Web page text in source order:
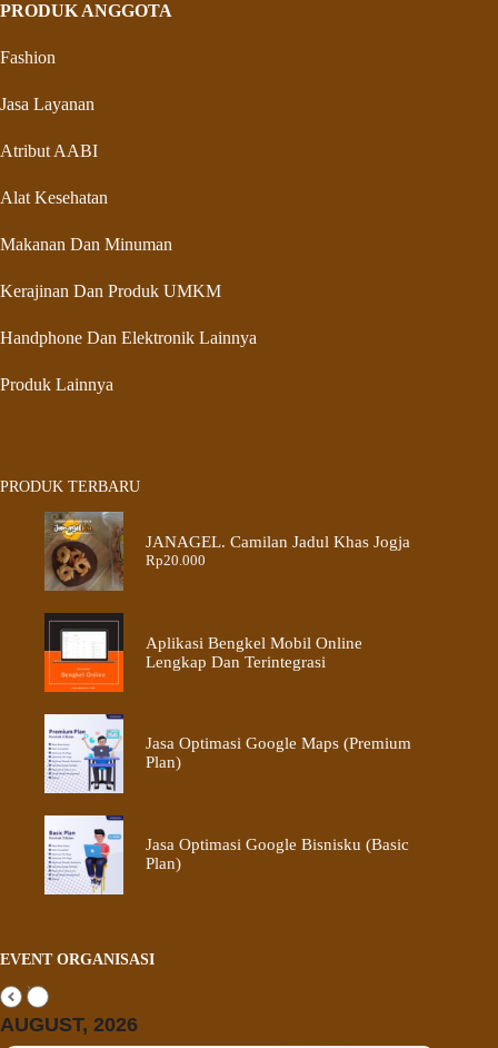
PRODUK ANGGOTA
Fashion
Jasa Layanan
Atribut AABI
Alat Kesehatan
Makanan Dan Minuman
Kerajinan Dan Produk UMKM
Handphone Dan Elektronik Lainnya
Produk Lainnya
PRODUK TERBARU
JANAGEL. Camilan Jadul Khas Jogja
Rp20.000
Aplikasi Bengkel Mobil Online
Lengkap Dan Terintegrasi
Jasa Optimasi Google Maps (Premium
Plan)
Jasa Optimasi Google Bisnisku (Basic
Plan)
EVENT ORGANISASI
AUGUST, 2026